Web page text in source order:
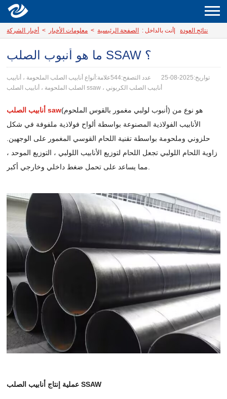
نتائج العودة| أنت بالداخل : الصفحة الرئيسية > معلومات الأخبار > أخبار الشركة
ما هو أنبوب الصلب SSAW ؟
تواريخ:2025-08-25 عدد التصفح:544
علامة:أنواع أنابيب الصلب الملحومة ، أنابيب
الصلب الملحومة ، أنابيب الصلب ssaw ، أنابيب الصلب الكربوني
أنابيب الصلب saw(أنبوب لولبي مغمور بالقوس الملحوم) هو نوع من
الأنابيب الفولاذية المصنوعة بواسطة ألواح فولاذية ملفوفة في شكل
حلزوني وملحومة بواسطة تقنية اللحام القوسي المغمور على الوجهين.
زاوية اللحام اللولبي تجعل اللحام لتوزيع الأنابيب اللولبي ، التوزيع الموحد ،
عملية إنتاج أنابيب الصلب SSAW